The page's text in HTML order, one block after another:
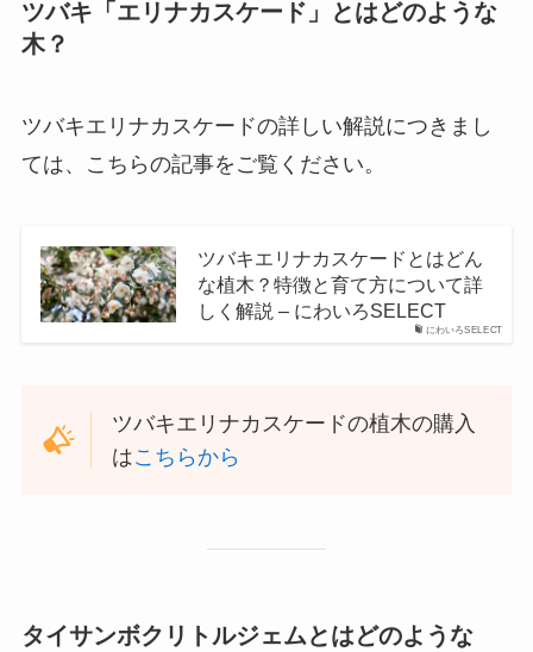
ツバキ「エリナカスケード」とはどのような
木？
ツバキエリナカスケードの詳しい解説につきまし
ては、こちらの記事をご覧ください。
にわいろSELECT
ツバキエリナカスケードとはどん
な植木？特徴と育て方について詳
しく解説 – にわいろSELECT
ツバキエリナカスケードの植木の購入
はこちらから
タイサンボクリトルジェムとはどのような